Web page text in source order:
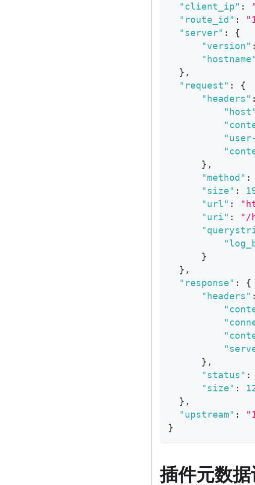
"client_ip" :
"route_id" :
"server" :
{
"version" :
"hostname"
} ,
"request" :
{
"headers" :
"host"
} ,
"method" :
"size" :
"url" :
"uri" : "/
}
} ,
"response" :
{
"headers" :
} ,
"status" :
"size" :
} ,
"upstream" :
}
插件元数